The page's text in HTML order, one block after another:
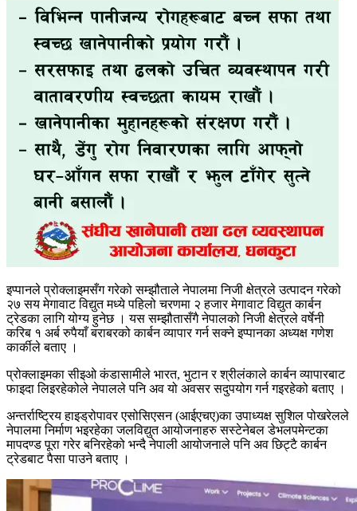
इप्पानले प्रोक्लाइमसँग गरेको सम्झौताले नेपालमा निजी क्षेत्रले उत्पादन गरेको
२७ सय मेगावाट विद्युत मध्ये पहिलो चरणमा २ हजार मेगावाट विद्युत कार्बन
ट्रेडका लागि योग्य हुनेछ । यस सम्झौतासँगै नेपालको निजी क्षेत्रले वर्षेनी
करिब १ अर्ब रुपैयाँ बराबरको कार्बन व्यापार गर्न सक्ने इप्पानका अध्यक्ष गणेश
कार्कीले बताए ।
प्रोक्लाइमका सीइओ कंडासामीले भारत, भुटान र श्रीलंकाले कार्बन व्यापारबाट
फाइदा लिइरहेकोले नेपालले पनि अव यो अवसर सदुपयोग गर्न गइरहेको बताए ।
अन्तर्राष्ट्रिय हाइड्रोपावर एसोसिएसन (आईएचए)का उपाध्यक्ष सुशिल पोखरेलले
नेपालमा निर्माण भइरहेका जलविद्युत आयोजनाहरु सस्टेनेबल डेभलपमेन्टका
मापदण्ड पूरा गरेर बनिरहेको भन्दै नेपाली आयोजनाले पनि अव छिट्टै कार्बन
ट्रेडबाट पैसा पाउने बताए ।